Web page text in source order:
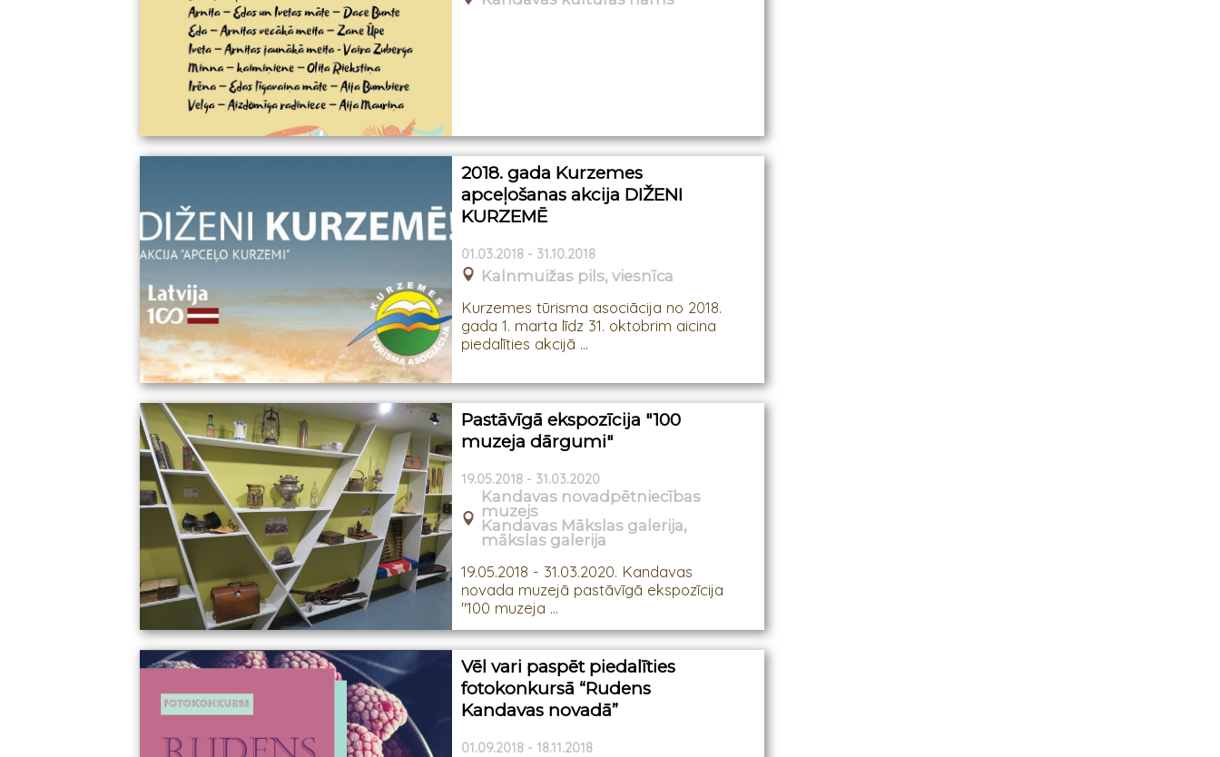
2018. gada Kurzemes
apceļošanas akcija DIŽENI
KURZEMĒ
01.03.2018 - 31.10.2018
Kalnmuižas pils, viesnīca
Kurzemes tūrisma asociācija no 2018.
gada 1. marta līdz 31. oktobrim aicina
piedalīties akcijā ...
Pastāvīgā ekspozīcija "100
muzeja dārgumi"
19.05.2018 - 31.03.2020
Kandavas novadpētniecības
muzejs
Kandavas Mākslas galerija,
mākslas galerija
19.05.2018 - 31.03.2020. Kandavas
novada muzejā pastāvīgā ekspozīcija
"100 muzeja ...
Vēl vari paspēt piedalīties
fotokonkursā “Rudens
Kandavas novadā”
01.09.2018 - 18.11.2018